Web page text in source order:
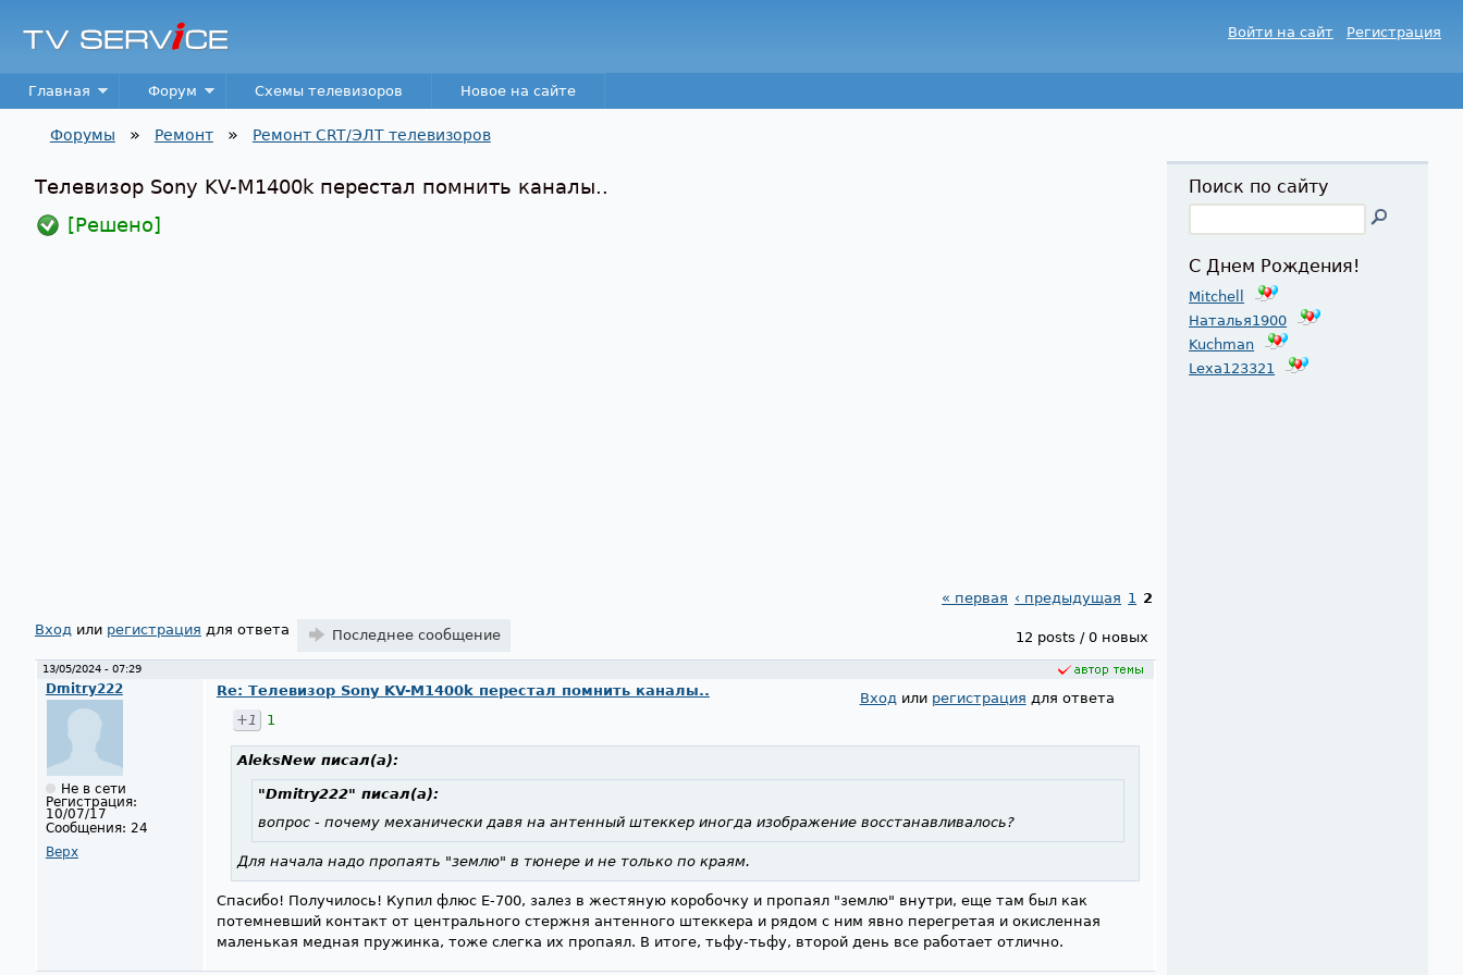
TV
Service
Войти на сайт Регистрация
Main menu
Главная Форум Схемы телевизоров Новое на сайте
Форумы » Ремонт » Ремонт CRT/ЭЛТ телевизоров
Телевизор Sony KV-M1400k перестал помнить каналы..
[Решено]
Страницы
« первая ‹ предыдущая 1 2
12 posts / 0 новых
Входили регистрация для ответа Последнее сообщение
13/05/2024 - 07:29
Dmitry222
Не в сети
Регистрация:
10/07/17
Сообщения: 24
Верх
Входили регистрация для ответа
Re: Телевизор Sony KV-M1400k перестал помнить каналы..
+1
1
AleksNewписал(а):
"Dmitry222" писал(а):
вопрос - почему механически давя на антенный штеккер иногда изображение восстанавливалось?
Для начала надо пропаять "землю" в тюнере и не только по краям.
Спасибо! Получилось! Купил флюс Е-700, залез в жестяную коробочку и пропаял "землю" внутри, еще там был как
потемневший контакт от центрального стержня антенного штеккера и рядом с ним явно перегретая и окисленная
маленькая медная пружинка, тоже слегка их пропаял. В итоге, тьфу-тьфу, второй день все работает отлично.
Поиск по сайту
С Днем Рождения!
Mitchell
Наталья1900
Kuchman
Lexa123321